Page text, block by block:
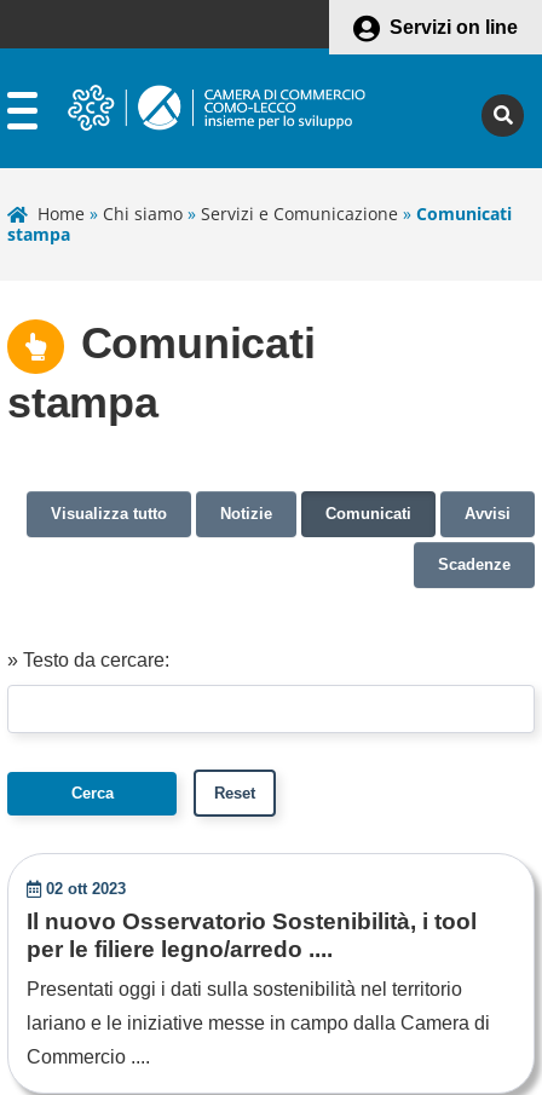
Servizi on line
Home » Chi siamo » Servizi e Comunicazione » Comunicati
stampa
Comunicati
stampa
Visualizza tutto Notizie Comunicati Avvisi
Scadenze
» Testo da cercare:
02 ott 2023
Il nuovo Osservatorio Sostenibilità, i tool
per le filiere legno/arredo ....
Presentati oggi i dati sulla sostenibilità nel territorio
lariano e le iniziative messe in campo dalla Camera di
Commercio ....